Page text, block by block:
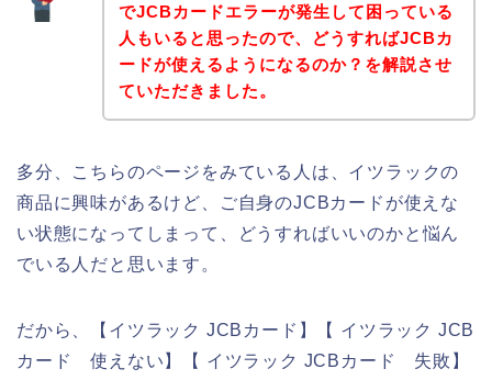
でJCBカードエラーが発生して困っている
人もいると思ったので、どうすればJCBカ
ードが使えるようになるのか？を解説させ
ていただきました。
多分、こちらのページをみている人は、イツラックの
商品に興味があるけど、ご自身のJCBカードが使えな
い状態になってしまって、どうすればいいのかと悩ん
でいる人だと思います。
だから、【イツラック JCBカード】【 イツラック JCB
カード 使えない】【 イツラック JCBカード 失敗】